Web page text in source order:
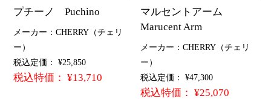
プチーノ Puchino
メーカー：CHERRY（チェリ
ー）
税込定価： ¥25,850
税込特価： ¥13,710
マルセントアーム
Marucent Arm
メーカー：CHERRY（チェリ
ー）
税込定価： ¥47,300
税込特価： ¥25,070